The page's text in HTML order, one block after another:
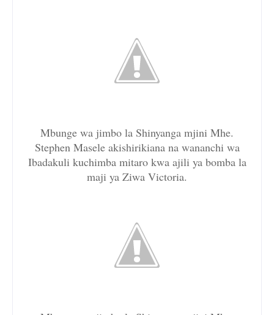
Mbunge wa jimbo la Shinyanga mjini Mhe.
Stephen Masele akishirikiana na wananchi wa
Ibadakuli kuchimba mitaro kwa ajili ya bomba la
maji ya Ziwa Victoria.